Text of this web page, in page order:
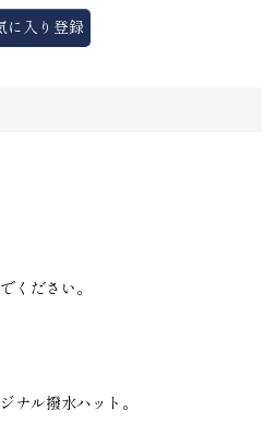
に入り登録
ください。
ナル撥水ハット。